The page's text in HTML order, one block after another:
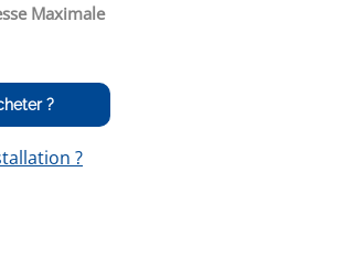
Maximale
?
?